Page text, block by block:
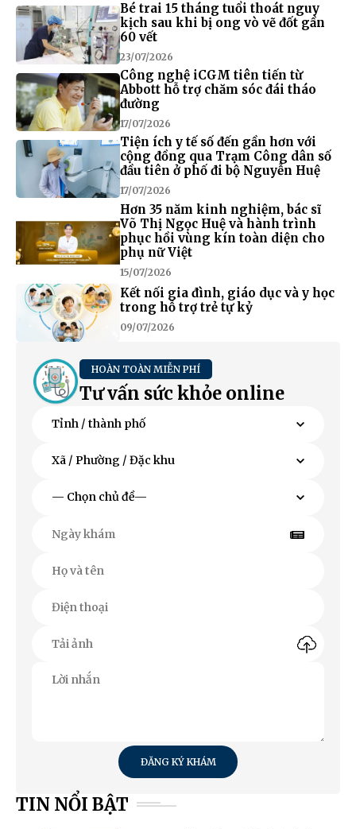
Bé trai 15 tháng tuổi thoát nguy
kịch sau khi bị ong vò vẽ đốt gần
60 vết
23/07/2026
Công nghệ iCGM tiên tiến từ
Abbott hỗ trợ chăm sóc đái tháo
đường
17/07/2026
Tiện ích y tế số đến gần hơn với
cộng đồng qua Trạm Công dân số
đầu tiên ở phố đi bộ Nguyễn Huệ
17/07/2026
Hơn 35 năm kinh nghiệm, bác sĩ
Võ Thị Ngọc Huệ và hành trình
phục hồi vùng kín toàn diện cho
phụ nữ Việt
15/07/2026
Kết nối gia đình, giáo dục và y học
trong hỗ trợ trẻ tự kỷ
09/07/2026
HOÀN TOÀN MIỄN PHÍ
Tư vấn sức khỏe online
ĐĂNG KÝ KHÁM
TIN NỔI BẬT